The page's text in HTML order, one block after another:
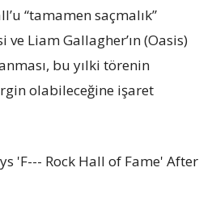
“tamamen saçmalık”
Liam Gallagher’ın (Oasis)
bu yılki törenin
olabileceğine işaret